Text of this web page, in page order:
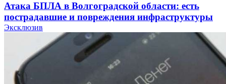
Атака БПЛА в Волгоградской области: есть
пострадавшие и повреждения инфраструктуры
Волгоградские вузы в топе зарплатного
рейтинга: ВолгГТУ и ВолгГМУ вошли в топ‑15
для химической отрасли и фармацевтики
Эксклюзив